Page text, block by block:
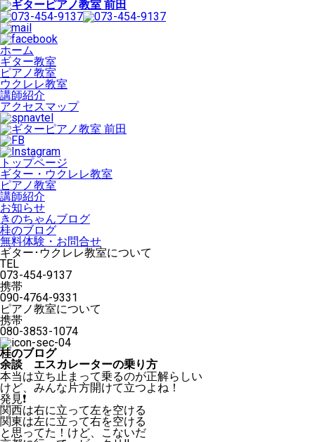
ホーム
ギター教室
ピアノ教室
ウクレレ教室
講師紹介
アクセスマップ
トップページ
ギター・ウクレレ教室
ピアノ教室
講師紹介
お知らせ
きのちゃんブログ
桂のブログ
無料体験・お問合せ
ギター･ウクレレ教室について
TEL
073-454-9137
携帯
090-4764-9331
ピアノ教室について
携帯
080-3853-1074
桂のブログ
余談 エスカレーターの乗り方
本当は立ち止まって乗るのが正解らしい
けど、 みんな片方開けて立つよね！
発見❗️
関西は右に立って左を空ける
関東は左に立って右を空ける
と思ってた！けど、こないだ